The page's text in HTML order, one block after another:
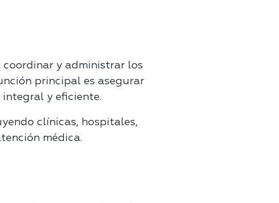
coordinar y administrar los
principal es asegurar
integral y eficiente.
clínicas, hospitales,
médica.